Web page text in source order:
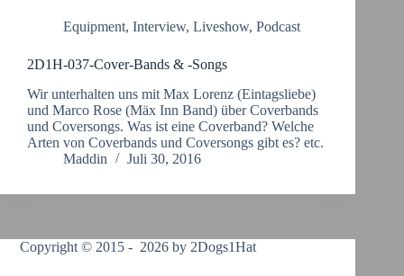
Equipment, Interview, Liveshow, Podcast
2D1H-037-Cover-Bands & -Songs
Wir unterhalten uns mit Max Lorenz (Eintagsliebe)
und Marco Rose (Mäx Inn Band) über Coverbands
und Coversongs. Was ist eine Coverband? Welche
Arten von Coverbands und Coversongs gibt es? etc.
Maddin
Juli 30, 2016
Copyright © 2015 - 2026 by 2Dogs1Hat